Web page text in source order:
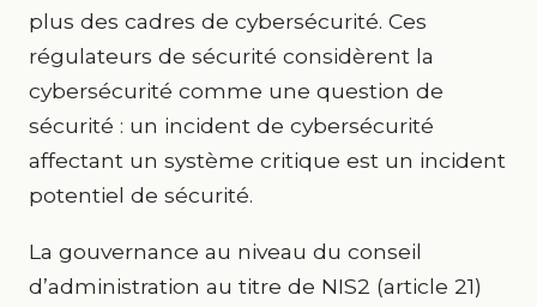
plus des cadres de cybersécurité. Ces
régulateurs de sécurité considèrent la
cybersécurité comme une question de
sécurité : un incident de cybersécurité
affectant un système critique est un incident
potentiel de sécurité.
La gouvernance au niveau du conseil
d’administration au titre de NIS2 (article 21)